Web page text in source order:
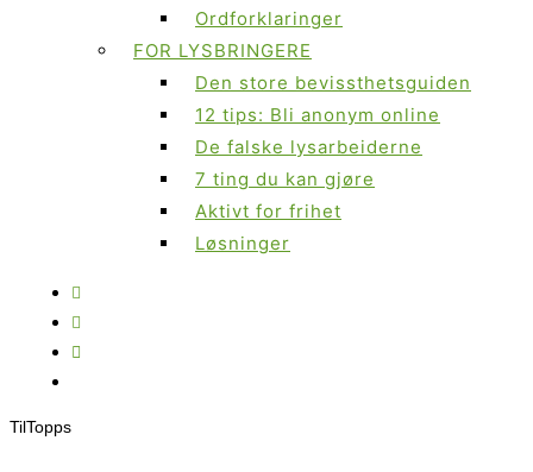
Ordforklaringer
FOR LYSBRINGERE
Den store bevissthetsguiden
12 tips: Bli anonym online
De falske lysarbeiderne
7 ting du kan gjøre
Aktivt for frihet
Løsninger
TilTopps